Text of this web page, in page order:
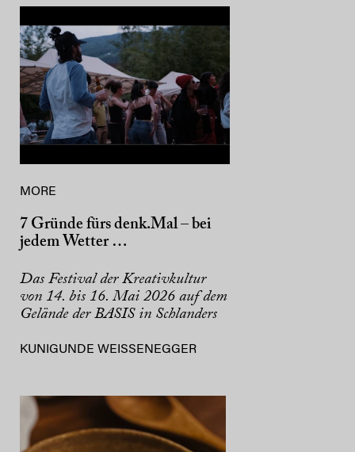
MORE
7 Gründe fürs denk.Mal – bei
jedem Wetter …
Das Festival der Kreativkultur
von 14. bis 16. Mai 2026 auf dem
Gelände der BASIS in Schlanders
KUNIGUNDE WEISSENEGGER